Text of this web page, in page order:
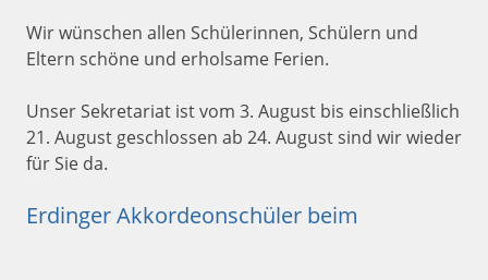
Wir wünschen allen Schülerinnen, Schülern und
Eltern schöne und erholsame Ferien.
Unser Sekretariat ist vom 3. August bis einschließlich
21. August geschlossen ab 24. August sind wir wieder
für Sie da.
Erdinger Akkordeonschüler beim